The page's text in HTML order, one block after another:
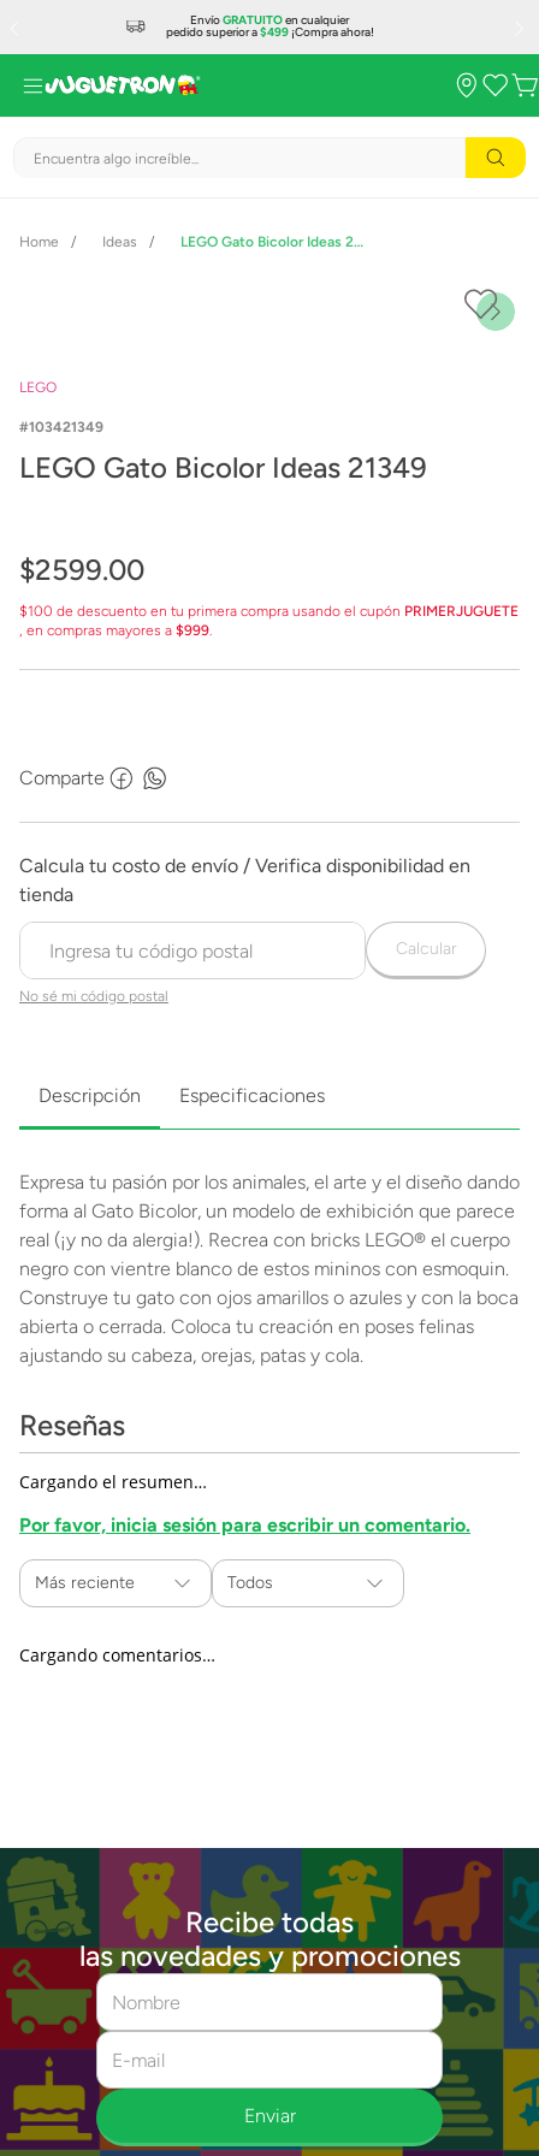
EnvíoGRATUITOen cualquier
pedido superior a$499¡Compra ahora!
Encuentra algo increíble...
Ideas LEGO Gato Bicolor Ideas 21349
LEGO
103421349
LEGO Gato Bicolor Ideas 21349
$2599.00
$100 de descuento en tu primera compra usando el cupón PRIMERJUGUETE
, en compras mayores a $999.
Comparte
No sé mi código postal
Calcular
Descripción Especificaciones
Expresa tu pasión por los animales, el arte y el diseño dando
forma al Gato Bicolor, un modelo de exhibición que parece
real (¡y no da alergia!). Recrea con bricks LEGO® el cuerpo
negro con vientre blanco de estos mininos con esmoquin.
Construye tu gato con ojos amarillos o azules y con la boca
abierta o cerrada. Coloca tu creación en poses felinas
ajustando su cabeza, orejas, patas y cola.
Reseñas
Cargando el resumen…
Por favor, inicia sesión para escribir un comentario.
Más reciente Todos
Cargando comentarios…
Recibe todas
las novedades y promociones
Enviar